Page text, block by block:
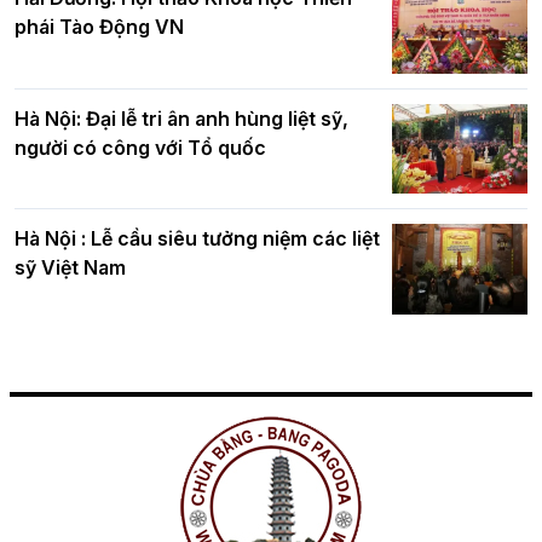
phái Tào Động VN
Hà Nội: Đại lễ tri ân anh hùng liệt sỹ,
người có công với Tổ quốc
Hà Nội : Lễ cầu siêu tưởng niệm các liệt
sỹ Việt Nam